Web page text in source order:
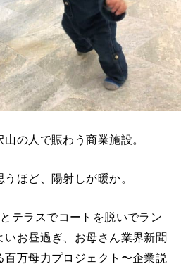
の人で賑わう商業施設。
ほど、陽射しが暖か。
テラスでコートを脱いでラン
お昼過ぎ、お母さん業界新聞
万母力プロジェクト〜企業説